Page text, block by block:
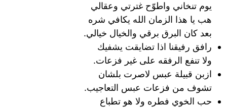
يوم تنخاني واطوّح غترتي وعقالي
هب يا هذا الزمان الله يكافي شره
بعد كان البرق برقي والخيال خيالي.
رافق رفيقنا اذا تضايقت يشفيك
ولا تنفع الرفقه على غير فزعات.
ازبن قبيلة عبس لاصرت بلشان
تشوف من فزعات عبس التعاجيب.
حب الخوي فطره ولا هو تطباع